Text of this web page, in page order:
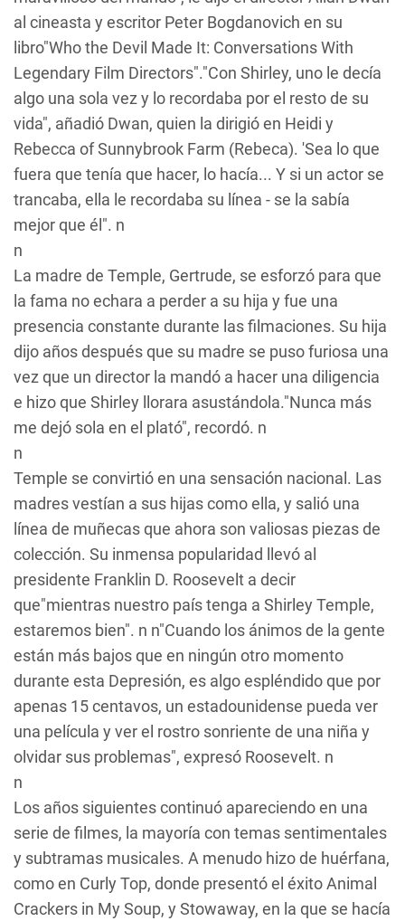
al cineasta y escritor Peter Bogdanovich en su
libro"Who the Devil Made It: Conversations With
Legendary Film Directors"."Con Shirley, uno le decía
algo una sola vez y lo recordaba por el resto de su
vida", añadió Dwan, quien la dirigió en Heidi y
Rebecca of Sunnybrook Farm (Rebeca). 'Sea lo que
fuera que tenía que hacer, lo hacía... Y si un actor se
trancaba, ella le recordaba su línea - se la sabía
mejor que él". n
n
La madre de Temple, Gertrude, se esforzó para que
la fama no echara a perder a su hija y fue una
presencia constante durante las filmaciones. Su hija
dijo años después que su madre se puso furiosa una
vez que un director la mandó a hacer una diligencia
e hizo que Shirley llorara asustándola."Nunca más
me dejó sola en el plató", recordó. n
n
Temple se convirtió en una sensación nacional. Las
madres vestían a sus hijas como ella, y salió una
línea de muñecas que ahora son valiosas piezas de
colección. Su inmensa popularidad llevó al
presidente Franklin D. Roosevelt a decir
que"mientras nuestro país tenga a Shirley Temple,
estaremos bien". n n"Cuando los ánimos de la gente
están más bajos que en ningún otro momento
durante esta Depresión, es algo espléndido que por
apenas 15 centavos, un estadounidense pueda ver
una película y ver el rostro sonriente de una niña y
olvidar sus problemas", expresó Roosevelt. n
n
Los años siguientes continuó apareciendo en una
serie de filmes, la mayoría con temas sentimentales
y subtramas musicales. A menudo hizo de huérfana,
como en Curly Top, donde presentó el éxitoAnimal
Crackers in My Soup, y Stowaway, en la que se hacía